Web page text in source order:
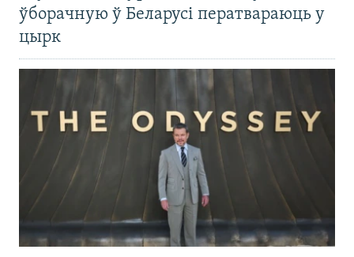
ўборачную ў Беларусі ператвараюць у
цырк